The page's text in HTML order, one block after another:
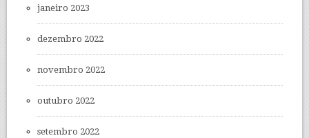
janeiro 2023
dezembro 2022
novembro 2022
outubro 2022
setembro 2022